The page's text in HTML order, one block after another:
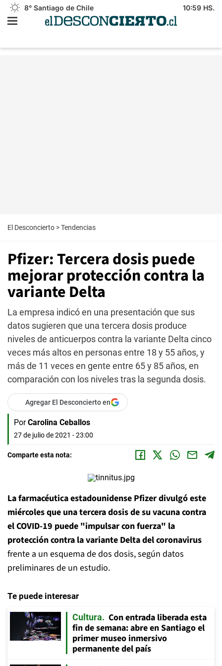
8° Santiago de Chile 10:59 HS.
El Desconcierto >Tendencias
Pfizer: Tercera dosis puede
mejorar protección contra la
variante Delta
La empresa indicó en una presentación que sus
datos sugieren que una tercera dosis produce
niveles de anticuerpos contra la variante Delta cinco
veces más altos en personas entre 18 y 55 años, y
más de 11 veces en gente entre 65 y 85 años, en
comparación con los niveles tras la segunda dosis.
Agregar El Desconcierto en
Por Carolina Ceballos
27 de julio de 2021 - 23:00
Comparte esta nota:
La farmacéutica estadounidense Pfizer divulgó este
miércoles que una tercera dosis de su vacuna contra
el COVID-19 puede "impulsar con fuerza" la
protección contra la variante Delta del coronavirus
frente a un esquema de dos dosis, según datos
preliminares de un estudio.
Te puede interesar
Cultura
Con entrada liberada esta
fin de semana: abre en Santiago el
primer museo inmersivo
permanente del país